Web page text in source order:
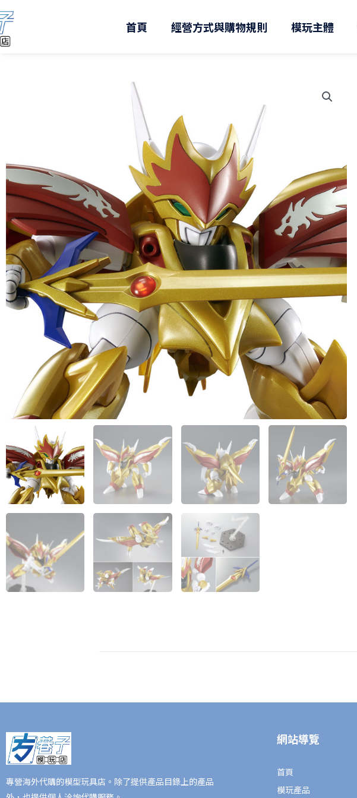
至
主
首頁 經營方式與購物規則 模玩主體
專營海外代購的模型玩具店。除了提供產品目錄上的產品
網站導覽
首頁
模玩產品